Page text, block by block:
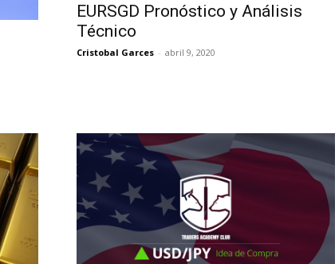
EURSGD Pronóstico y Análisis
Técnico
Cristobal Garces - abril 9, 2020